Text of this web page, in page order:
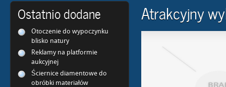
Ostatnio dodane
Otoczenie do wypoczynku
blisko natury
Reklamy na platformie
aukcyjnej
Ściernice diamentowe do
obróbki materiałów
Atrakcyjny